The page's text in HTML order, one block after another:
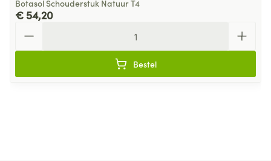
Botasol Schouderstuk Natuur T4
€ 54,20
Bestel